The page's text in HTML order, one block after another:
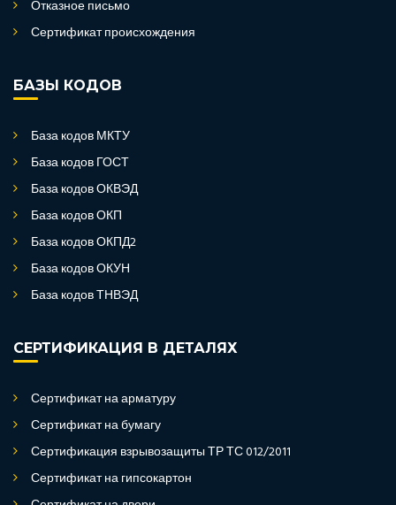
Отказное письмо
Сертификат происхождения
БАЗЫ КОДОВ
База кодов МКТУ
База кодов ГОСТ
База кодов ОКВЭД
База кодов ОКП
База кодов ОКПД2
База кодов ОКУН
База кодов ТНВЭД
СЕРТИФИКАЦИЯ В ДЕТАЛЯХ
Сертификат на арматуру
Сертификат на бумагу
Сертификация взрывозащиты ТР ТС 012/2011
Сертификат на гипсокартон